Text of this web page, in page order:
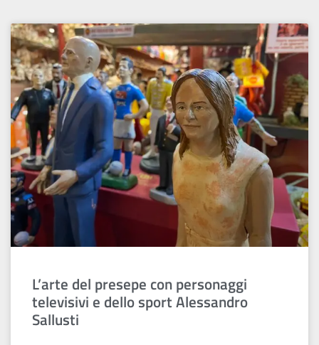
L’arte del presepe con personaggi
televisivi e dello sport Alessandro
Sallusti